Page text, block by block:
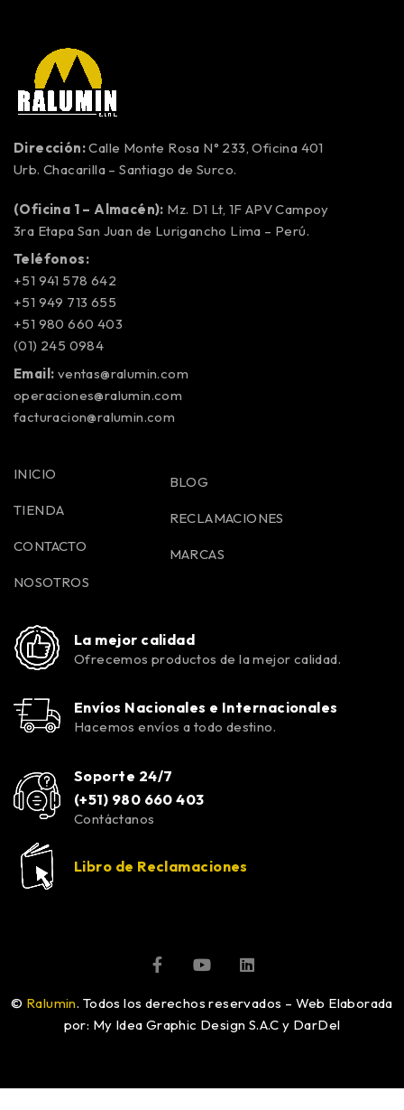
Dirección:Calle Monte Rosa N° 233, Oficina 401
Urb. Chacarilla – Santiago de Surco.
(Oficina 1 – Almacén): Mz. D1 Lt, 1F APV Campoy
3ra Etapa San Juan de Lurigancho Lima – Perú.
Teléfonos:
+51 941 578 642
+51 949 713 655
+51 980 660 403
(01) 245 0984
Email: ventas@ralumin.com
operaciones@ralumin.com
facturacion@ralumin.com
INICIO
TIENDA
CONTACTO
NOSOTROS
BLOG
RECLAMACIONES
MARCAS
La mejor calidad
Ofrecemos productos de la mejor calidad.
Envíos Nacionales e Internacionales
Hacemos envíos a todo destino.
Soporte 24/7
(+51) 980 660 403
Contáctanos
Libro de Reclamaciones
© Ralumin. Todos los derechos reservados – Web Elaborada
por: My Idea Graphic Design S.A.C y DarDel